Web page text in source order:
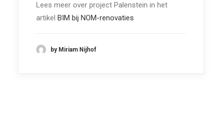
Lees meer over project Palenstein in het
artikel BIM bij NOM-renovaties
by Miriam Nijhof